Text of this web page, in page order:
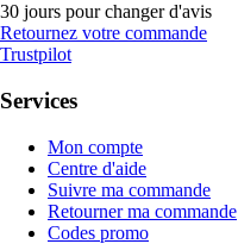
30 jours pour changer d'avis
Retournez votre commande
Trustpilot
Services
Mon compte
Centre d'aide
Suivre ma commande
Retourner ma commande
Codes promo